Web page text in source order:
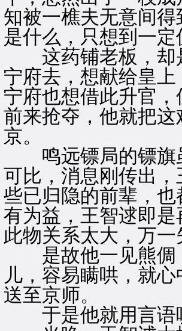
知被一樵夫无意间
是什么，只想到一
这药铺老板，却
宁府去，想献给皇
宁府也想借此升官
前来抢夺，他就把
京。
鸣远镖局的镖旗
可比，消息刚传出
些已归隐的前辈，
有为益，王智逑即
此物关系太大，万
是故他一见熊倜
儿，容易瞒哄，就
送至京师。
于是他就用言语